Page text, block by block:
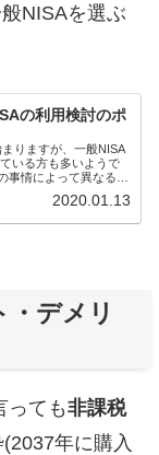
NISAを選ぶ
の利用検討のポ
りますが、一般NISA
いる方も多いようで
事情によって異なると
2020.01.13
デメリ
っても非課税
年に購入